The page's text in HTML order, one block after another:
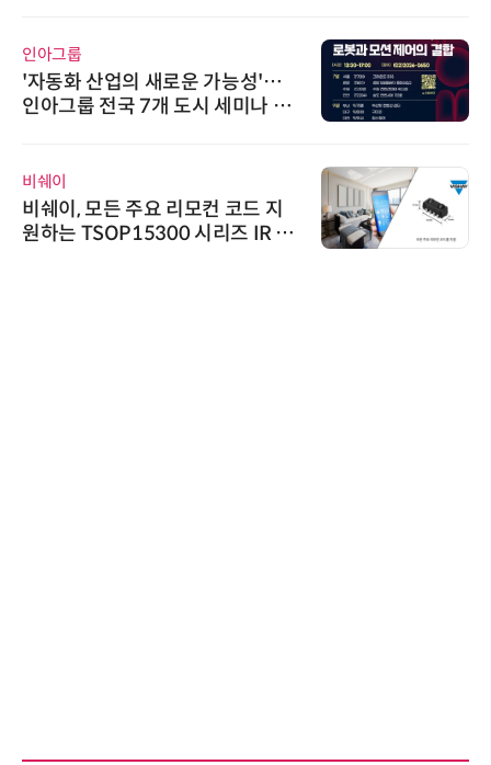
인아그룹
'자동화 산업의 새로운 가능성'…
인아그룹 전국 7개 도시 세미나 페
비쉐이
비쉐이, 모든 주요 리모컨 코드 지
원하는 TSOP15300 시리즈 IR 수